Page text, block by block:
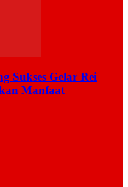
Sukses Gelar Rei
Manfaat